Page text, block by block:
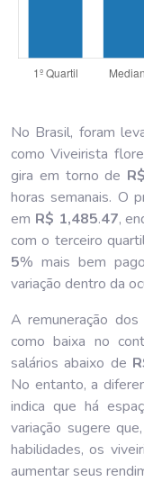
No Brasil, foram
como Viveirista
gira em torno de
horas semanais. O
em R$ 1,485.47,
com o terceiro
5% mais bem
variação dentro da
A remuneração
como baixa no
salários abaixo de
No entanto, a
indica que há
variação sugere
habilidades, os
aumentar seus